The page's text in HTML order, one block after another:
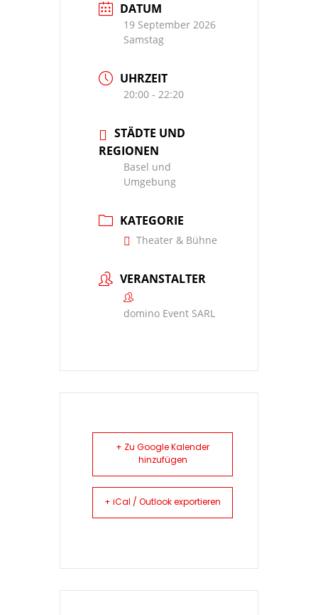
DATUM
19 September 2026
Samstag
UHRZEIT
20:00 - 22:20
STÄDTE UND
REGIONEN
Basel und
Umgebung
KATEGORIE
Theater & Bühne
VERANSTALTER
domino Event SARL
+ Zu Google Kalender
hinzufügen
+ iCal / Outlook exportieren